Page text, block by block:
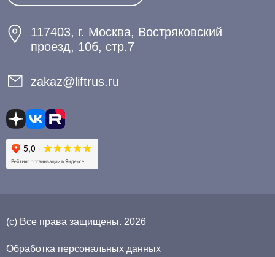
117403, г. Москва, Востряковский
проезд, 10б, стр.7
zakaz@liftrus.ru
(с) Все права защищены. 2026
Обработка персональных данных